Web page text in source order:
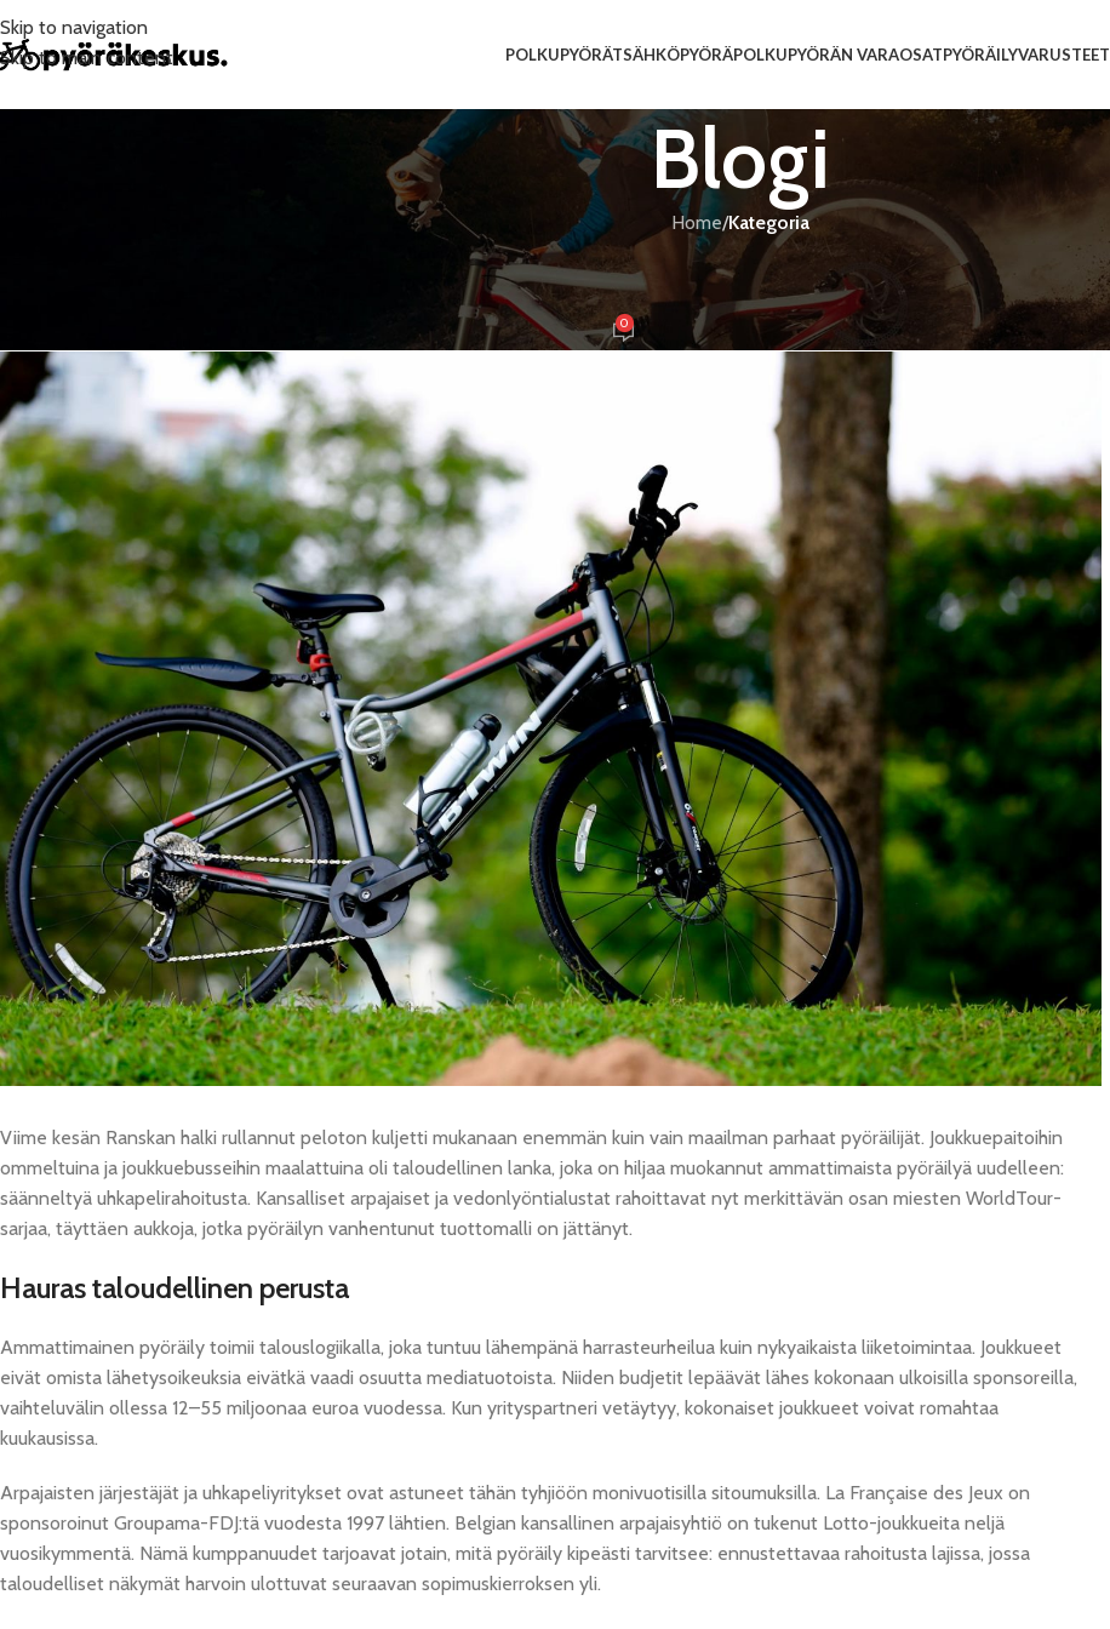
Skip to navigation
Skip to main content
POLKUPYÖRÄTSÄHKÖPYÖRÄPOLKUPYÖRÄN VARAOSATPYÖRÄILYVARUSTEET
Blogi
Home/Kategoria
KATEGORIA
Kuinka uhkapeliraha muuttaa ammattimaisen pyöräilyn talousmallia
Posted by user 0
Viime kesän Ranskan halki rullannut peloton kuljetti mukanaan enemmän kuin vain maailman parhaat pyöräilijät. Joukkuepaitoihin
ommeltuina ja joukkuebusseihin maalattuina oli taloudellinen lanka, joka on hiljaa muokannut ammattimaista pyöräilyä uudelleen:
säänneltyä uhkapelirahoitusta. Kansalliset arpajaiset ja vedonlyöntialustat rahoittavat nyt merkittävän osan miesten WorldTour-
sarjaa, täyttäen aukkoja, jotka pyöräilyn vanhentunut tuottomalli on jättänyt.
Hauras taloudellinen perusta
Ammattimainen pyöräily toimii talouslogiikalla, joka tuntuu lähempänä harrasteurheilua kuin nykyaikaista liiketoimintaa. Joukkueet
eivät omista lähetysoikeuksia eivätkä vaadi osuutta mediatuotoista. Niiden budjetit lepäävät lähes kokonaan ulkoisilla sponsoreilla,
vaihteluvälin ollessa 12–55 miljoonaa euroa vuodessa. Kun yrityspartneri vetäytyy, kokonaiset joukkueet voivat romahtaa
kuukausissa.
Arpajaisten järjestäjät ja uhkapeliyritykset ovat astuneet tähän tyhjiöön monivuotisilla sitoumuksilla. La Française des Jeux on
sponsoroinut Groupama-FDJ:tä vuodesta 1997 lähtien. Belgian kansallinen arpajaisyhtiö on tukenut Lotto-joukkueita neljä
vuosikymmentä. Nämä kumppanuudet tarjoavat jotain, mitä pyöräily kipeästi tarvitsee: ennustettavaa rahoitusta lajissa, jossa
taloudelliset näkymät harvoin ulottuvat seuraavan sopimuskierroksen yli.